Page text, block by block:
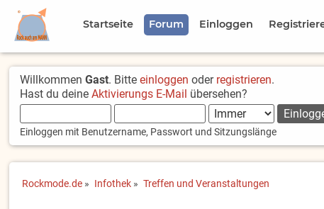
Startseite Forum Einloggen
WillkommenGast. Bitteeinloggen oder registrieren.
Hast du deineAktivierungs E-Mail übersehen?
Einloggen mit Benutzername, Passwort und Sitzungslänge
Rockmode.de » Infothek » Treffen und Veranstaltungen